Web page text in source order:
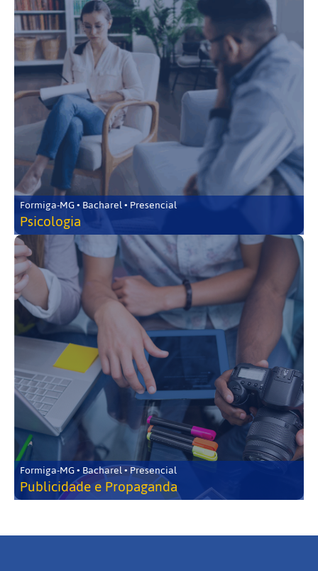
Formiga-MG • Bacharel • Presencial
Psicologia
Formiga-MG • Bacharel • Presencial
Publicidade e Propaganda